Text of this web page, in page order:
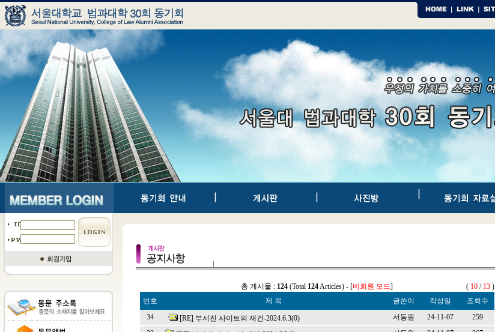
총 게시물 : 124 (Total 124Articles) - [비회원 모드] ( 10 / 13 )
번호
제 목 글쓴이 작성일
조회수
34
[RE] 부서진 사이트의 재건-2024.6.3(0) 서동원 24-11-07
259